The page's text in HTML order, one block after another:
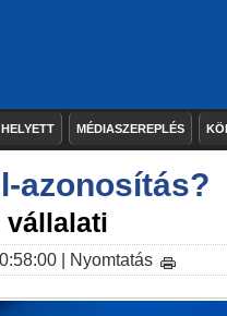
MÉDIASZEREPLÉS
azonosítás?
vállalati
| Nyomtatás